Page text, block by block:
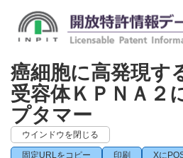
癌細胞に高発現す
受容体ＫＰＮＡ２
プタマー
ウインドウを閉じる
固定URLをコピー 印刷 Xに